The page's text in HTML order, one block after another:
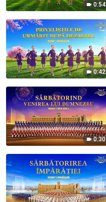
0:54
0:42
0:30